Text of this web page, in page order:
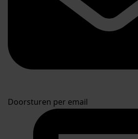
Doorsturen per email